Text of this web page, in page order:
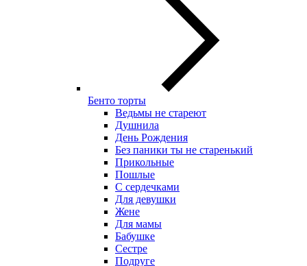
Бенто торты
Ведьмы не стареют
Душнила
День Рождения
Без паники ты не старенький
Прикольные
Пошлые
С сердечками
Для девушки
Жене
Для мамы
Бабушке
Сестре
Подруге